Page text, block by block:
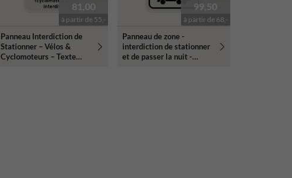
81,00
à partir de 55,-
Panneau Interdiction de
Stationner – Vélos &
Cyclomoteurs – Texte
99,50
à partir de 68,-
Panneau de zone -
interdiction de stationner
et de passer la nuit -